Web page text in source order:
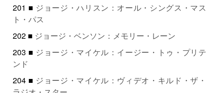
201 ■ ジョージ・ハリスン：オール・シングス・マス
ト・パス
202 ■ ジョージ・ベンソン：メモリー・レーン
203 ■ ジョージ・マイケル：イージー・トゥ・プリテ
ンド
204 ■ ジョージ・マイケル：ヴィデオ・キルド・ザ・